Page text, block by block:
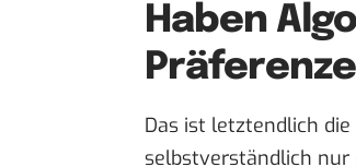
Haben
Das ist letztendlich
selbstverständlich nur